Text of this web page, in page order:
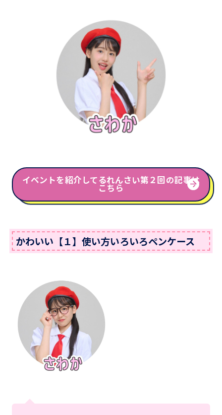
イベントを紹介してるれんさい第２回の記事は
こちら
かわいい【１】使い方いろいろペンケース